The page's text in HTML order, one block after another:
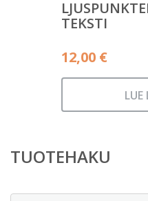
TEKSTI
12,00 €
LUE
TUOTEHAKU